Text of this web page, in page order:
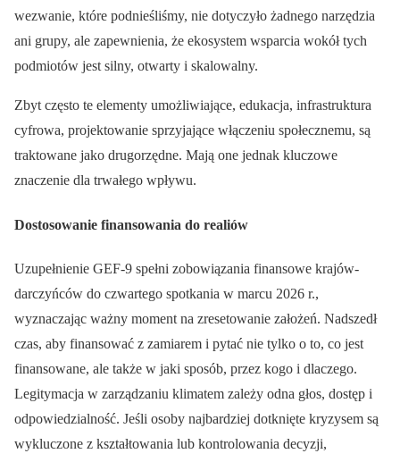
wezwanie, które podnieśliśmy, nie dotyczyło żadnego narzędzia
ani grupy, ale zapewnienia, że ekosystem wsparcia wokół tych
podmiotów jest silny, otwarty i skalowalny.
Zbyt często te elementy umożliwiające, edukacja, infrastruktura
cyfrowa, projektowanie sprzyjające włączeniu społecznemu, są
traktowane jako drugorzędne. Mają one jednak kluczowe
znaczenie dla trwałego wpływu.
Dostosowanie finansowania do realiów
Uzupełnienie GEF-9 spełni zobowiązania finansowe krajów-
darczyńców do czwartego spotkania w marcu 2026 r.,
wyznaczając ważny moment na zresetowanie założeń. Nadszedł
czas, aby finansować z zamiarem i pytać nie tylko o to, co jest
finansowane, ale także w jaki sposób, przez kogo i dlaczego.
Legitymacja w zarządzaniu klimatem zależy odna głos, dostęp i
odpowiedzialność. Jeśli osoby najbardziej dotknięte kryzysem są
wykluczone z kształtowania lub kontrolowania decyzji,